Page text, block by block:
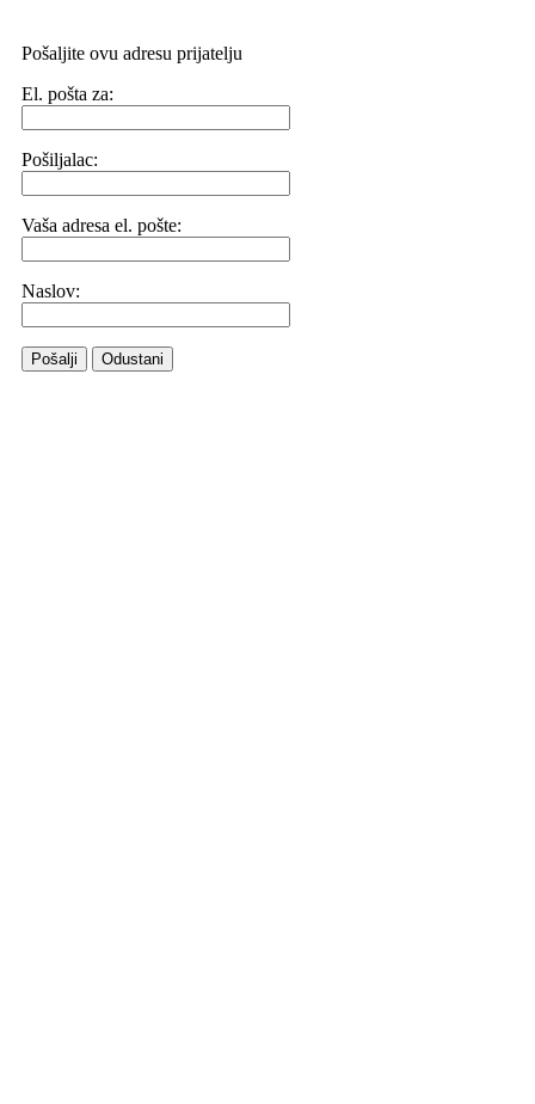
Pošaljite ovu adresu prijatelju
El. pošta za:
Pošiljalac:
Vaša adresa el. pošte:
Naslov:
Pošalji Odustani